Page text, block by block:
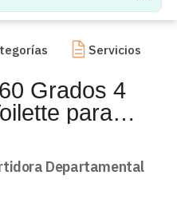
Servicios
Grados 4
para
Departamental